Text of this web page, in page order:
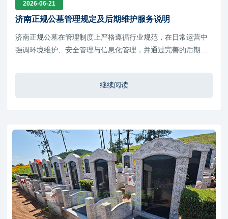
2026-06-21
济南正规公墓管理规定及后期维护服务说明
济南正规公墓在管理制度上严格遵循行业规范，在日常运营中
强调环境维护、安全管理与信息化管理，并通过完善的后期维
继续阅读